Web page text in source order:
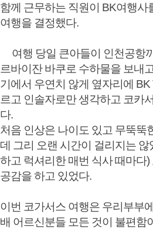
함께 근무하는 직원이 BK여행
여행을 결정했다.
여행 당일 큰아들이 인천공항
르바이잔 바쿠로 수하물을 보내
기에서 우연치 않게 옆자리에
르고 인솔자로만 생각하고 코카
다.
처음 인상은 나이도 있고 무뚝
데 그리 오랜 시간이 걸리지는
하고 럭셔리한 매번 식사 때마다
공감을 하고 있었다.
이번 코가서스 여행은 우리부부
배 어르신분들 모든 것이 불편함